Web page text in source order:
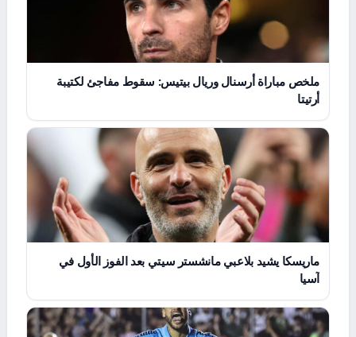
ملخص مباراة أرسنال وريال بيتيس: سقوط مفاجئ لكتيبة
أرتيتا
ماريسكا يشيد بلاعبي مانشستر سيتي بعد الفوز الأول في
آسيا